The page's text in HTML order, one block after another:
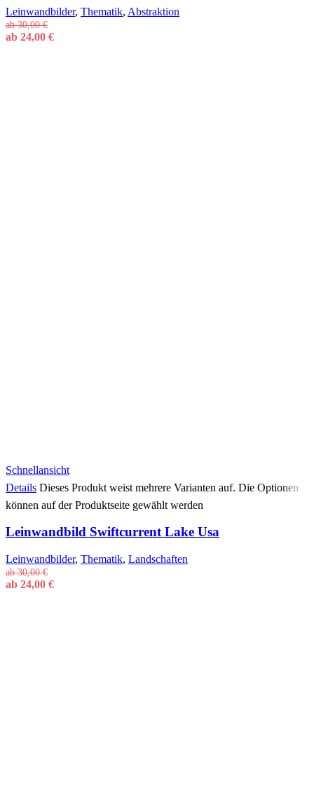
Leinwandbilder, Thematik, Abstraktion
ab30,00€
ab 24,00 €
Schnellansicht
Details Dieses Produkt weist mehrere Varianten auf. Die Optionen
können auf der Produktseite gewählt werden
Leinwandbild Swiftcurrent Lake Usa
Leinwandbilder, Thematik, Landschaften
ab30,00€
ab 24,00 €